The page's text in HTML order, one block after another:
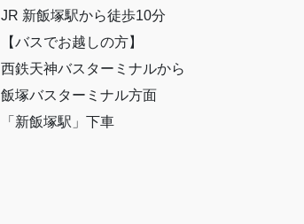
JR 新飯塚駅から徒歩10分
【バスでお越しの方】
西鉄天神バスターミナルから
飯塚バスターミナル方面
「新飯塚駅」下車